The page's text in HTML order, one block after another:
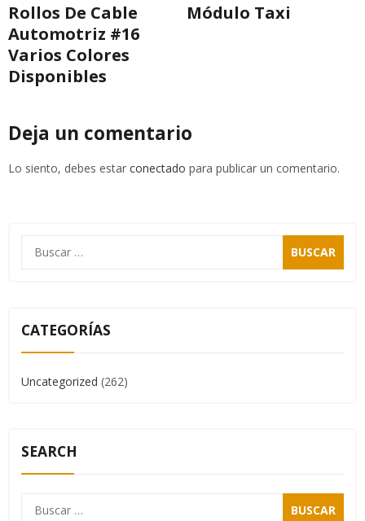
Rollos De Cable
Automotriz #16
Varios Colores
Disponibles
Módulo Taxi
Deja un comentario
Lo siento, debes estar conectado para publicar un comentario.
CATEGORÍAS
Uncategorized (262)
SEARCH